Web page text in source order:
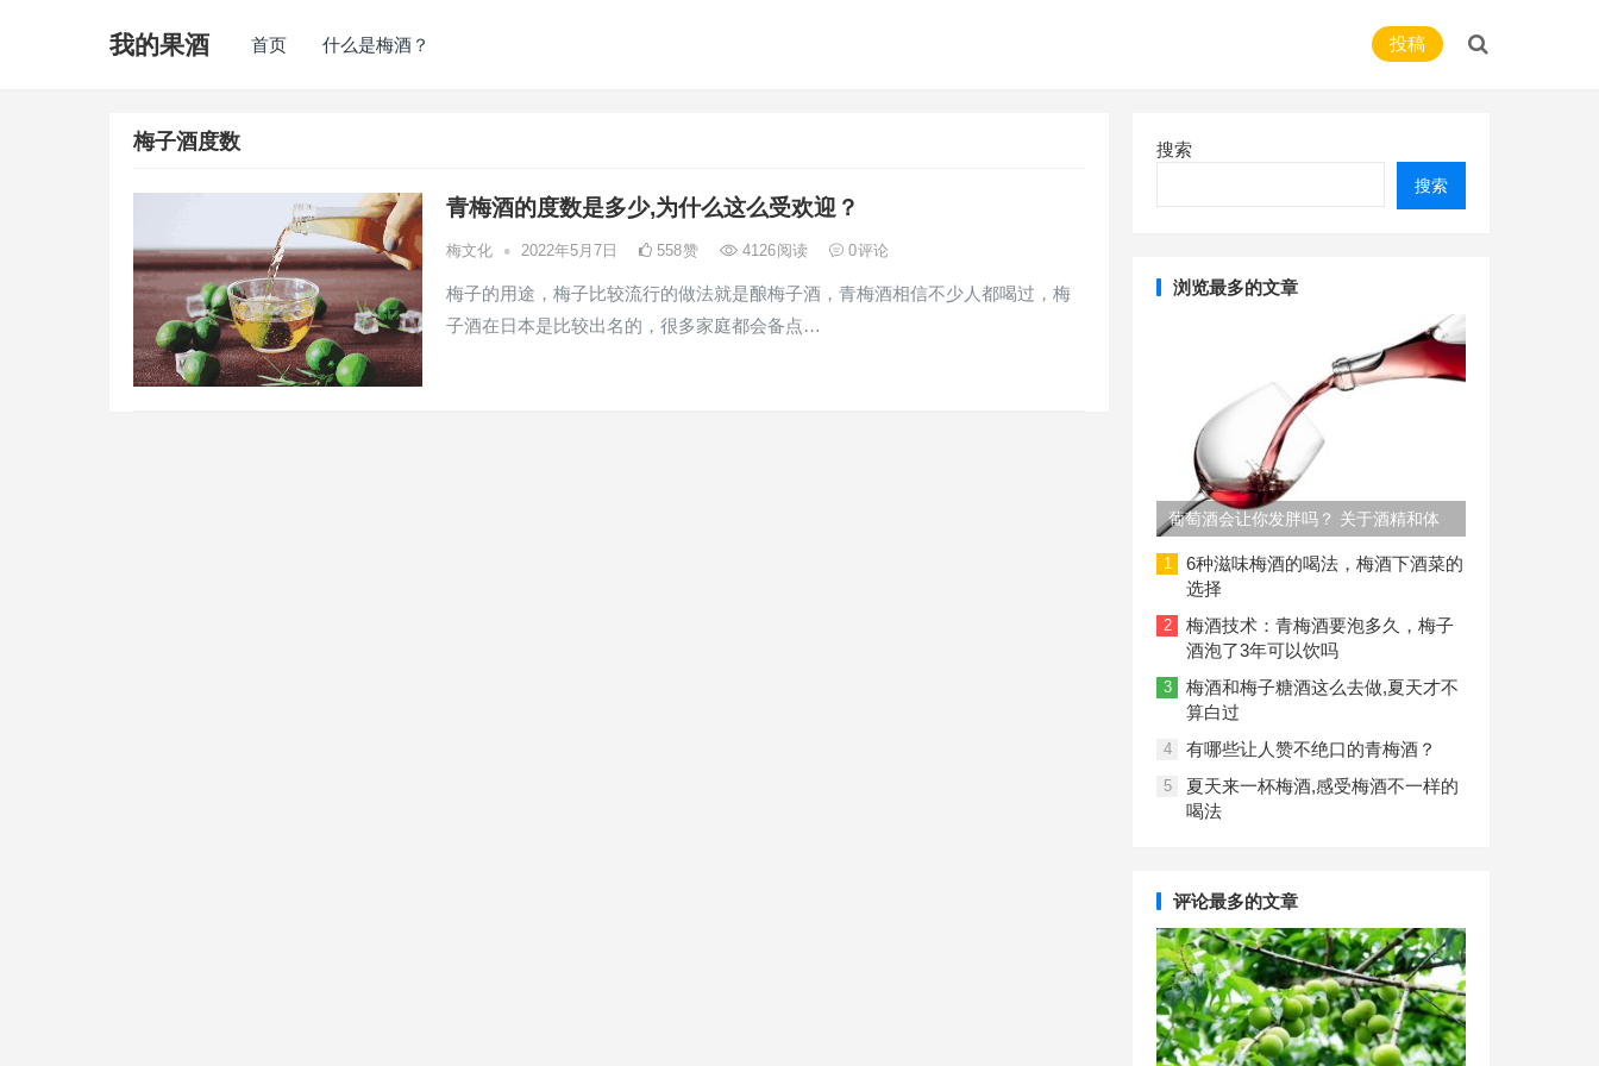
我的果酒 首页 什么是梅酒？ 投稿
梅子酒度数
青梅酒的度数是多少,为什么这么受欢迎？
梅文化 • 2022年5月7日 558赞 4126阅读 0评论
梅子的用途，梅子比较流行的做法就是酿梅子酒，青梅酒相信不少人都喝过，梅
子酒在日本是比较出名的，很多家庭都会备点…
搜索
搜索
浏览最多的文章
葡萄酒会让你发胖吗？ 关于酒精和体
重增加的真相
1
6种滋味梅酒的喝法，梅酒下酒菜的
选择
2
梅酒技术：青梅酒要泡多久，梅子
酒泡了3年可以饮吗
3
梅酒和梅子糖酒这么去做,夏天才不
算白过
4 有哪些让人赞不绝口的青梅酒？
5
夏天来一杯梅酒,感受梅酒不一样的
喝法
评论最多的文章